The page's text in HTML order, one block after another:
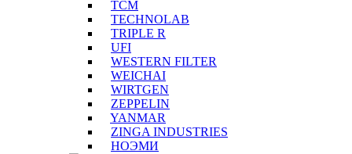
TCM
TECHNOLAB
TRIPLE R
UFI
WESTERN FILTER
WEICHAI
WIRTGEN
ZEPPELIN
YANMAR
ZINGA INDUSTRIES
НОЭМИ